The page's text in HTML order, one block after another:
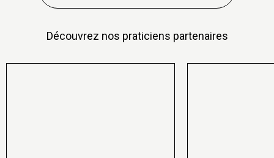
Découvrez nos praticiens partenaires